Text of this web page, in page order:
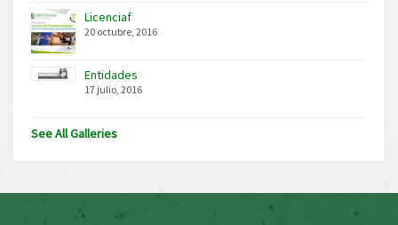
Licenciaf
20 octubre, 2016
Entidades
17 julio, 2016
See All Galleries